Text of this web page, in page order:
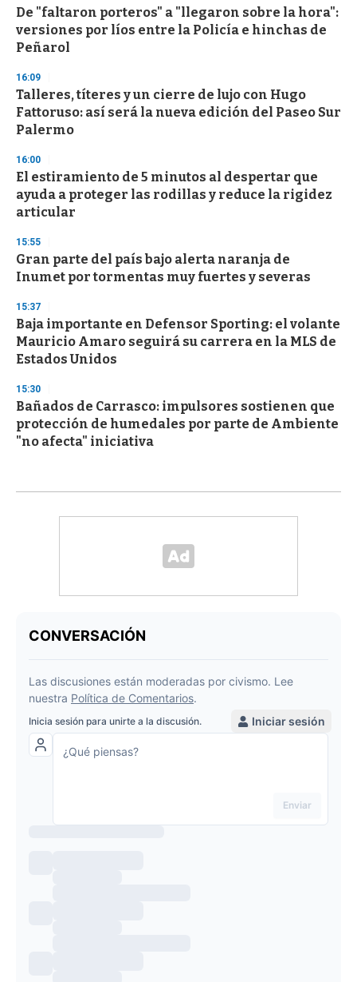
De "faltaron porteros" a "llegaron sobre la hora":
versiones por líos entre la Policía e hinchas de
Peñarol
16:09
Talleres, títeres y un cierre de lujo con Hugo
Fattoruso: así será la nueva edición del Paseo Sur
Palermo
16:00
El estiramiento de 5 minutos al despertar que
ayuda a proteger las rodillas y reduce la rigidez
articular
15:55
Gran parte del país bajo alerta naranja de
Inumet por tormentas muy fuertes y severas
15:37
Baja importante en Defensor Sporting: el volante
Mauricio Amaro seguirá su carrera en la MLS de
Estados Unidos
15:30
Bañados de Carrasco: impulsores sostienen que
protección de humedales por parte de Ambiente
"no afecta" iniciativa